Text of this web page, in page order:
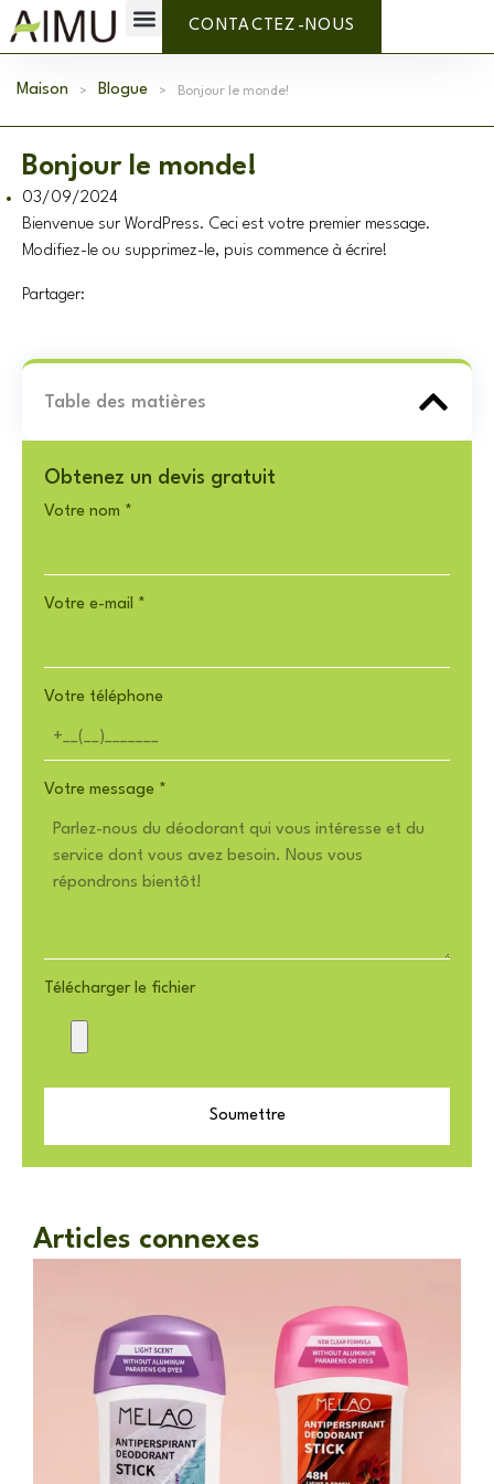
CONTACTEZ-NOUS
Maison > Blogue > Bonjour le monde!
Bonjour le monde!
03/09/2024
Bienvenue sur WordPress. Ceci est votre premier message.
Modifiez-le ou supprimez-le, puis commence à écrire!
Partager:
Table des matières
Obtenez un devis gratuit
Votre nom *
Votre e-mail *
Votre téléphone
Votre message *
Télécharger le fichier
Soumettre
Articles connexes